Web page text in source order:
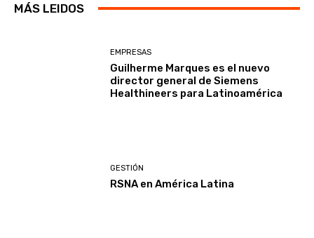
MÁS LEIDOS
EMPRESAS
Guilherme Marques es el nuevo
director general de Siemens
Healthineers para Latinoamérica
GESTIÓN
RSNA en América Latina